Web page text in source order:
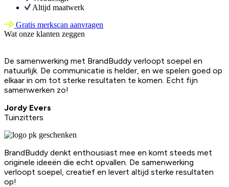
Altijd maatwerk
Gratis merkscan aanvragen
Wat onze klanten zeggen
De samenwerking met BrandBuddy verloopt soepel en
natuurlijk. De communicatie is helder, en we spelen goed op
elkaar in om tot sterke resultaten te komen. Echt fijn
samenwerken zo!
Jordy Evers
Tuinzitters
BrandBuddy denkt enthousiast mee en komt steeds met
originele ideeën die echt opvallen. De samenwerking
verloopt soepel, creatief en levert altijd sterke resultaten
op!